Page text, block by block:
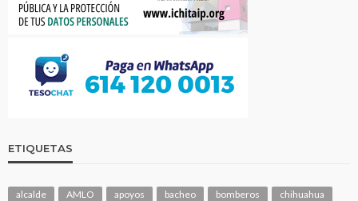
ETIQUETAS
alcalde AMLO apoyos bacheo bomberos
chihuahua